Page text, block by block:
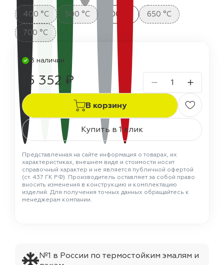
400 °C 500 °C 600 °C
650 °C
700 °C
В наличии
15 352 ₽
В корзину
Купить в 1 клик
Представленная на сайте информация о товарах, их
характеристиках, внешнем виде и стоимости носит
справочный характер и не является публичной офертой
(ст. 437 ГК РФ). Производитель оставляет за собой право
вносить изменения в конструкцию и комплектацию
изделий. Для получения точных данных обращайтесь к
менеджерам компании.
№1 в России по термостойким эмалям и